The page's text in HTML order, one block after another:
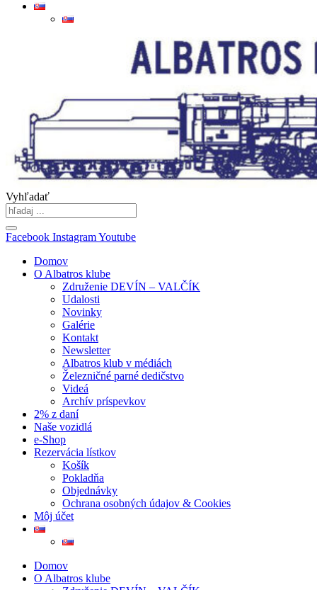
Vyhľadať
Facebook InstagramYoutube
Domov
O Albatros klube
Združenie DEVÍN – VALČÍK
Udalosti
Novinky
Galérie
Kontakt
Newsletter
Albatros klub v médiách
Železničné parné dedičstvo
Videá
Archív príspevkov
2% z daní
Naše vozidlá
e-Shop
Rezervácia lístkov
Košík
Pokladňa
Objednávky
Ochrana osobných údajov & Cookies
Môj účet
Domov
O Albatros klube